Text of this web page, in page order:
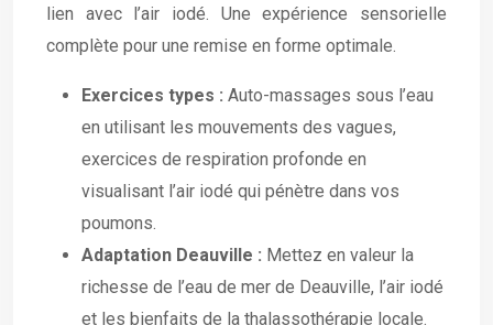
lien avec l’air iodé. Une expérience sensorielle
complète pour une remise en forme optimale.
Exercices types : Auto-massages sous l’eau
en utilisant les mouvements des vagues,
exercices de respiration profonde en
visualisant l’air iodé qui pénètre dans vos
poumons.
Adaptation Deauville : Mettez en valeur la
richesse de l’eau de mer de Deauville, l’air iodé
et les bienfaits de la thalassothérapie locale.